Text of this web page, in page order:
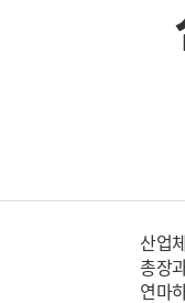
산업
총장
연마